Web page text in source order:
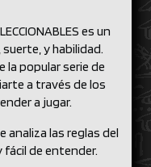
es un
y habilidad.
la popular serie de
a través de los
a jugar.
analiza las reglas del
fácil de entender.